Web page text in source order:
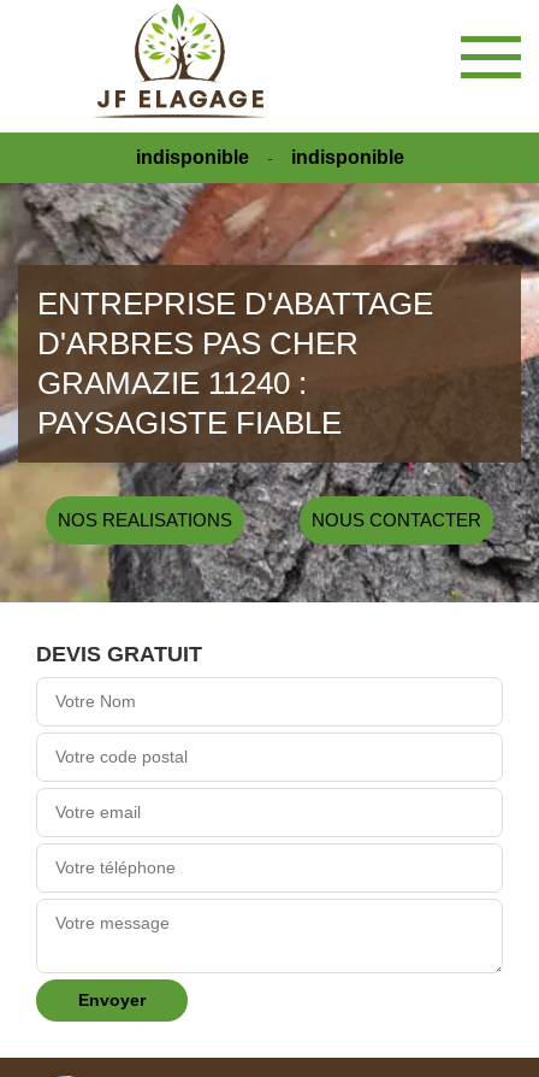
indisponible - indisponible
ENTREPRISE D'ABATTAGE
D'ARBRES PAS CHER
GRAMAZIE 11240 :
PAYSAGISTE FIABLE
NOS REALISATIONS NOUS CONTACTER
DEVIS GRATUIT